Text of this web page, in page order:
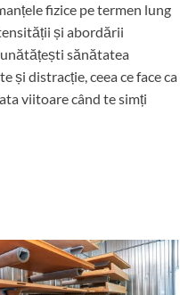
fizice pe termen lung
și abordării
sănătatea
și distracție, ceea ce face ca
viitoare când te simți